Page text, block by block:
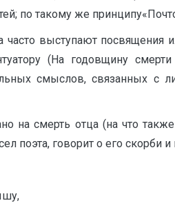
по такому же
часто выступают
(На годовщину
смыслов, связанных с
на смерть отца (на что
поэта, говорит о его скорби